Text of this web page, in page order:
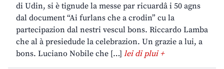
di Udin, si è tignude la messe par ricuardâ i 50 agns
dal document “Ai furlans che a crodin” cu la
partecipazion dal nestri vescul bons. Riccardo Lamba
che al à presiedude la celebrazion. Un grazie a lui, a
bons. Luciano Nobile che […] lei di plui +